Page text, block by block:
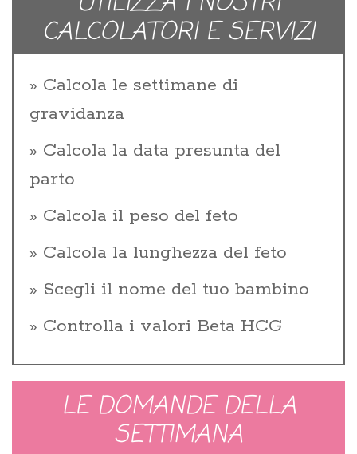
CALCOLATORI E SERVIZI
Calcola le settimane di
gravidanza
Calcola la data presunta del
parto
Calcola il peso del feto
Calcola la lunghezza del feto
Scegli il nome del tuo bambino
Controlla i valori Beta HCG
LE DOMANDE DELLA
SETTIMANA